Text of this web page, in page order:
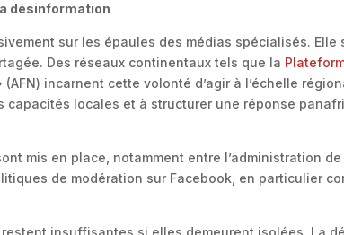
désinformation
sur les épaules des médias spécialisés. Elle
Des réseaux continentaux tels que la
(AFN) incarnent cette volonté d’agir à l’échelle
locales et à structurer une réponse
mis en place, notamment entre l’administration
de modération sur Facebook, en particulier